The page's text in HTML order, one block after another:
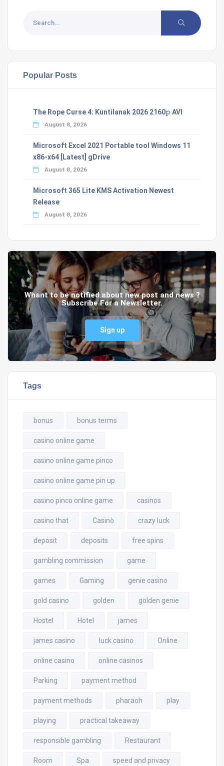
Popular Posts
The Rope Curse 4: Kuntilanak 2026 2160𝚙 AVI
August 8, 2026
Microsoft Excel 2021 Portable tool Windows 11
x86-x64 [Latest] gDrive
August 8, 2026
Microsoft 365 Lite KMS Activation Newest
Release
August 8, 2026
Whant to be notified about new post and news ?
Subscribe For a Newsletter.
Sign up
Tags
bonus bonus terms
casino online game
casino online game pinco
casino online game pin up
casino pinco online game casinos
casino that Casinò crazy luck
deposit deposits free spins
gambling commission game
games Gaming genie casino
gold casino golden golden genie
Hostel Hotel james
james casino luck casino Online
online casino online casinos
Parking payment method
payment methods pharaoh play
playing practical takeaway
responsible gambling Restaurant
Room Spa speed and privacy